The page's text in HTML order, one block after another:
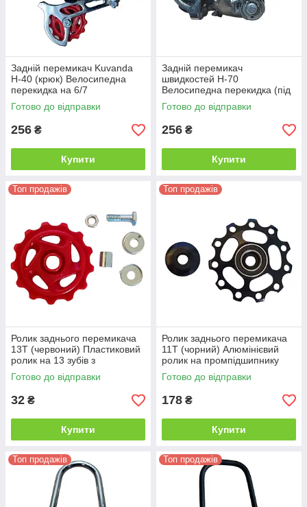
Задній перемикач Kuvanda
H-40 (крюк) Велосипедна
перекидка на 6/7
швидкостей, хром з червоним
роликом
Готово до відправки
256 ₴
Купити
Задній перемикач
швидкостей H-70
Велосипедна перекидка (під
болт), для систем на 5/6
швидкостей, хром
Готово до відправки
256 ₴
Купити
Топ продажів
Ролик заднього перемикача
13T (червоний) Пластиковий
ролик на 13 зубів з
металевою втулкою (під болт
M5)
Готово до відправки
32 ₴
Купити
Топ продажів
Ролик заднього перемикача
11T (чорний) Алюмінієвий
ролик на промпідшипнику
689RS (CNC)
Готово до відправки
178 ₴
Купити
Топ продажів Топ продажів